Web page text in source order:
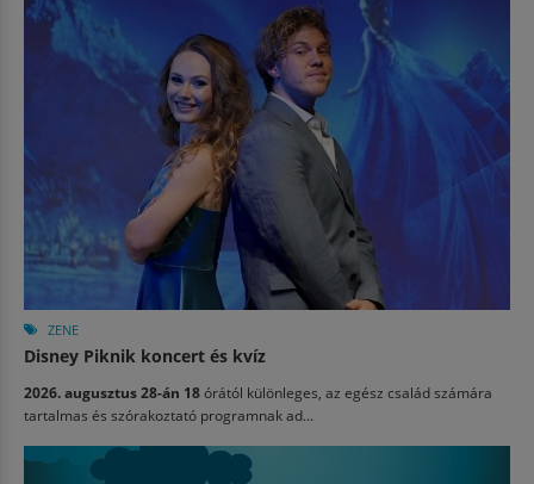
ZENE
Disney Piknik koncert és kvíz
2026. augusztus 28-án 18órától különleges, az egész család számára
tartalmas és szórakoztató programnak ad...